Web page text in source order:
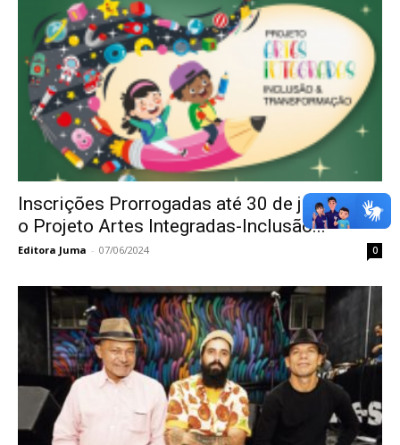
Inscrições Prorrogadas até 30 de julho para
o Projeto Artes Integradas-Inclusão...
Editora Juma - 07/06/2024 0